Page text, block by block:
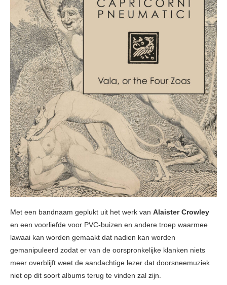
Met een bandnaam geplukt uit het werk van Alaister Crowley
en een voorliefde voor PVC-buizen en andere troep waarmee
lawaai kan worden gemaakt dat nadien kan worden
gemanipuleerd zodat er van de oorspronkelijke klanken niets
meer overblijft weet de aandachtige lezer dat doorsneemuziek
niet op dit soort albums terug te vinden zal zijn.